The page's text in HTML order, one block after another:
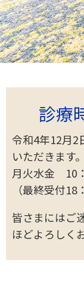
診療
令和4年12月2
いただきます。
月火水金 10
（最終受付18
皆さまにはご
ほどよろしく